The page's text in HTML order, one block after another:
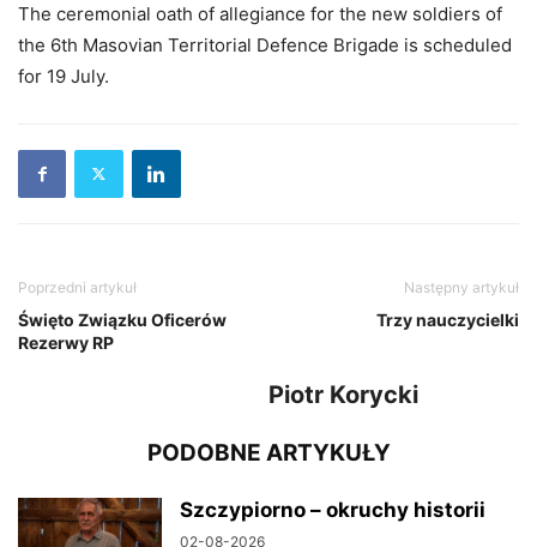
The ceremonial oath of allegiance for the new soldiers of
the 6th Masovian Territorial Defence Brigade is scheduled
for 19 July.
Poprzedni artykuł
Święto Związku Oficerów
Rezerwy RP
Następny artykuł
Trzy nauczycielki
Piotr Korycki
PODOBNE ARTYKUŁY
Szczypiorno – okruchy historii
02-08-2026